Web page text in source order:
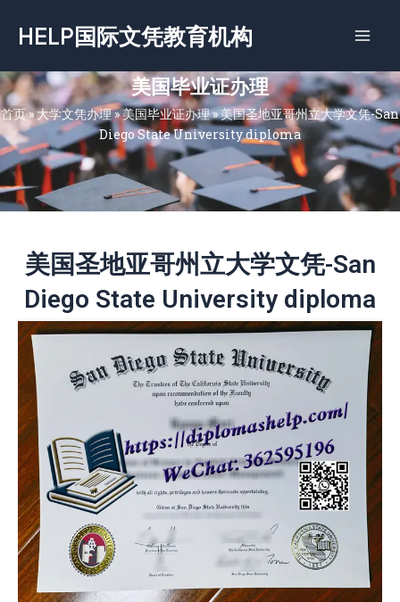
容
HELP国际文凭教育机构
美国毕业证办理
首页»大学文凭办理»美国毕业证办理»美国圣地亚哥州立大学文凭-San
Diego State University diploma
美国圣地亚哥州立大学文凭-San
Diego State University diploma